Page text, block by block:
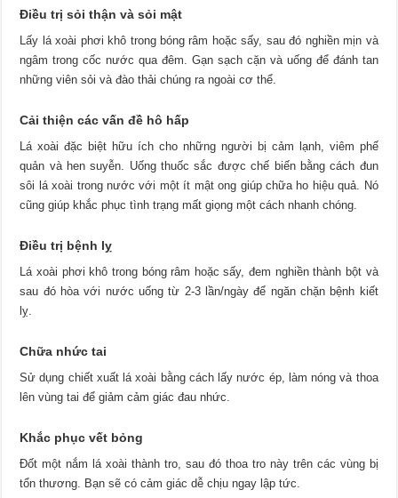
Điều trị sỏi thận và sỏi mật
Lấy lá xoài phơi khô trong bóng râm hoặc sấy, sau đó nghiền mịn và
ngâm trong cốc nước qua đêm. Gạn sạch cặn và uống để đánh tan
những viên sỏi và đào thải chúng ra ngoài cơ thể.
Cải thiện các vấn đề hô hấp
Lá xoài đặc biệt hữu ích cho những người bị cảm lạnh, viêm phế
quản và hen suyễn. Uống thuốc sắc được chế biến bằng cách đun
sôi lá xoài trong nước với một ít mật ong giúp chữa ho hiệu quả. Nó
cũng giúp khắc phục tình trạng mất giọng một cách nhanh chóng.
Điều trị bệnh lỵ
Lá xoài phơi khô trong bóng râm hoặc sấy, đem nghiền thành bột và
sau đó hòa với nước uống từ 2-3 lần/ngày để ngăn chặn bệnh kiết
lỵ.
Chữa nhức tai
Sử dụng chiết xuất lá xoài bằng cách lấy nước ép, làm nóng và thoa
lên vùng tai để giảm cảm giác đau nhức.
Khắc phục vết bỏng
Đốt một nắm lá xoài thành tro, sau đó thoa tro này trên các vùng bị
tổn thương. Bạn sẽ có cảm giác dễ chịu ngay lập tức.